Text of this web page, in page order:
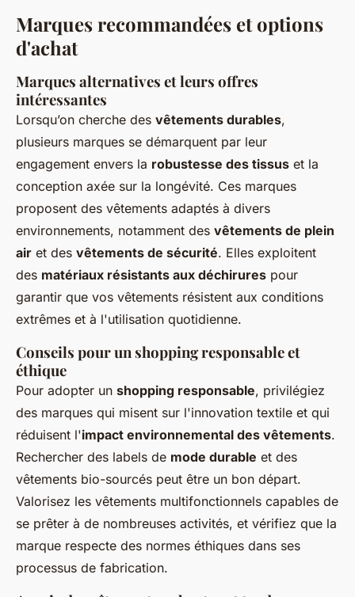
Marques recommandées et options
d'achat
Marques alternatives et leurs offres
intéressantes
Lorsqu’on cherche des vêtements durables,
plusieurs marques se démarquent par leur
engagement envers la robustesse des tissus et la
conception axée sur la longévité. Ces marques
proposent des vêtements adaptés à divers
environnements, notamment des vêtements de plein
air et des vêtements de sécurité. Elles exploitent
des matériaux résistants aux déchirures pour
garantir que vos vêtements résistent aux conditions
extrêmes et à l'utilisation quotidienne.
Conseils pour un shopping responsable et
éthique
Pour adopter un shopping responsable, privilégiez
des marques qui misent sur l'innovation textile et qui
réduisent l'impact environnemental des vêtements.
Rechercher des labels de mode durable et des
vêtements bio-sourcés peut être un bon départ.
Valorisez les vêtements multifonctionnels capables de
se prêter à de nombreuses activités, et vérifiez que la
marque respecte des normes éthiques dans ses
processus de fabrication.